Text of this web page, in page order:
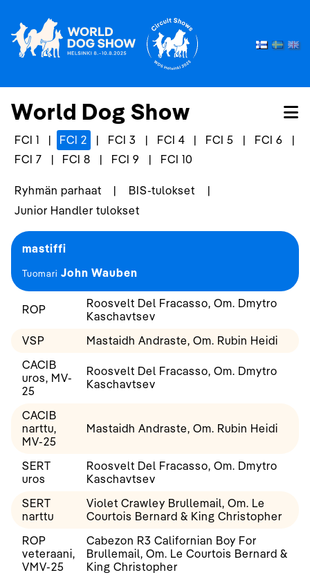
World Dog Show
FCI 1 | FCI 2 | FCI 3 | FCI 4 | FCI 5 | FCI 6
|
FCI 7
| FCI 8 | FCI 9 | FCI 10
Ryhmän parhaat | BIS-tulokset
|
Junior Handler tulokset
mastiffi
Tuomari John Wauben
ROP
Roosvelt Del Fracasso, Om. Dmytro
Kaschavtsev
VSP
Mastaidh Andraste, Om. Rubin Heidi
CACIB
uros, MV-
25
Roosvelt Del Fracasso, Om. Dmytro
Kaschavtsev
CACIB
narttu,
MV-25
Mastaidh Andraste, Om. Rubin Heidi
SERT
uros
Roosvelt Del Fracasso, Om. Dmytro
Kaschavtsev
SERT
narttu
Violet Crawley Brullemail, Om. Le
Courtois Bernard & King Christopher
ROP
veteraani,
VMV-25
Cabezon R3 Californian Boy For
Brullemail, Om. Le Courtois Bernard &
King Christopher